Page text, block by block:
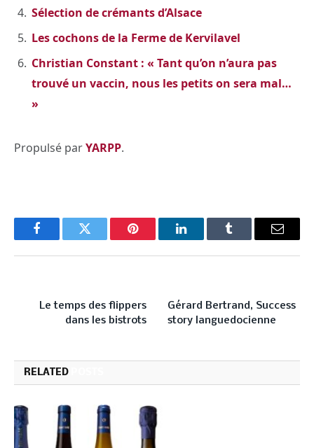
Sélection de crémants d’Alsace
Les cochons de la Ferme de Kervilavel
Christian Constant : « Tant qu’on n’aura pas
trouvé un vaccin, nous les petits on sera mal…
»
Propulsé parYARPP.
FacebookTwitter Pinterest LinkedInTumblr Email
Le temps des flippers
dans les bistrots
Gérard Bertrand, Success
story languedocienne
RELATED